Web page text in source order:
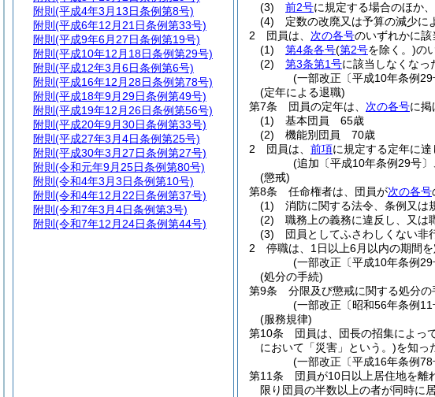
(3)
前2号に規定する場合のほか
(4)
定数の改廃又は予算の減少に
2
団員は、 次の各号のいずれかに該
(1)
第4条各号(第2号を除く。)の
(2)
第3条第1号に該当しなくなっ
(一部改正〔平成10年条例
(定年による退職)
第7条
団員の定年は、 次の各号に掲
(1)
基本団員 65歳
(2)
機能別団員 70歳
2
団員は、 前項に規定する定年に
(追加〔平成10年条例29号
(懲戒)
第8条
任命権者は、団員が次の各号
(1)
消防に関する法令、条例又は
(2)
職務上の義務に違反し、又は
(3)
団員としてふさわしくない非
2
停職は、1日以上6月以内の期間を
(一部改正〔平成10年条例
(処分の手続)
第9条
分限及び懲戒に関する処分の
(一部改正〔昭和56年条例
(服務規律)
第10条
団員は、団長の招集によっ
において「災害」という。)を知っ
(一部改正〔平成16年条例
第11条
団員が10日以上居住地を離
限り団員の半数以上の者が同時に
附則 (平成4年3月13日条例第8号)
附則 (平成6年12月21日条例第33号)
附則 (平成9年6月27日条例第19号)
附則 (平成10年12月18日条例第29号)
附則 (平成12年3月6日条例第6号)
附則 (平成16年12月28日条例第78号)
附則 (平成18年9月29日条例第49号)
附則 (平成19年12月26日条例第56号)
附則 (平成20年9月30日条例第33号)
附則 (平成27年3月4日条例第25号)
附則 (平成30年3月27日条例第27号)
附則 (令和元年9月25日条例第80号)
附則 (令和4年3月3日条例第10号)
附則 (令和4年12月22日条例第37号)
附則 (令和7年3月4日条例第3号)
附則 (令和7年12月24日条例第44号)